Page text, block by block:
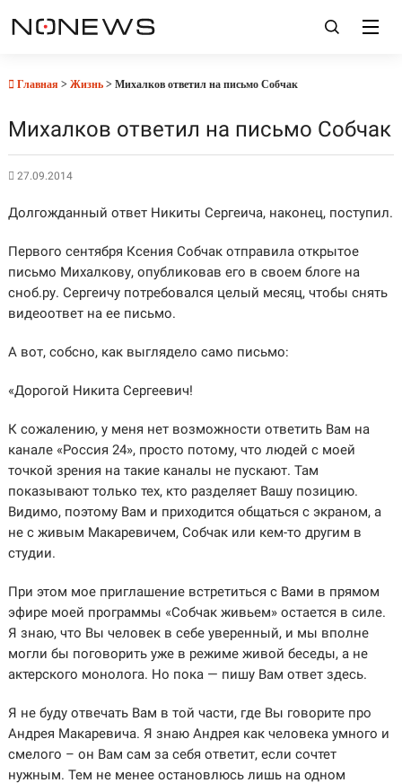
Главная > Жизнь> Михалков ответил на письмо Собчак
Михалков ответил на письмо Собчак
27.09.2014
Долгожданный ответ Никиты Сергеича, наконец, поступил.
Первого сентября Ксения Собчак отправила открытое
письмо Михалкову, опубликовав его в своем блоге на
сноб.ру. Сергеичу потребовался целый месяц, чтобы снять
видеоответ на ее письмо.
А вот, собсно, как выглядело само письмо:
«Дорогой Никита Сергеевич!
К сожалению, у меня нет возможности ответить Вам на
канале «Россия 24», просто потому, что людей с моей
точкой зрения на такие каналы не пускают. Там
показывают только тех, кто разделяет Вашу позицию.
Видимо, поэтому Вам и приходится общаться с экраном, а
не с живым Макаревичем, Собчак или кем-то другим в
студии.
При этом мое приглашение встретиться с Вами в прямом
эфире моей программы «Собчак живьем» остается в силе.
Я знаю, что Вы человек в себе уверенный, и мы вполне
могли бы поговорить уже в режиме живой беседы, а не
актерского монолога. Но пока — пишу Вам ответ здесь.
Я не буду отвечать Вам в той части, где Вы говорите про
Андрея Макаревича. Я знаю Андрея как человека умного и
смелого – он Вам сам за себя ответит, если сочтет
нужным. Тем не менее остановлюсь лишь на одном